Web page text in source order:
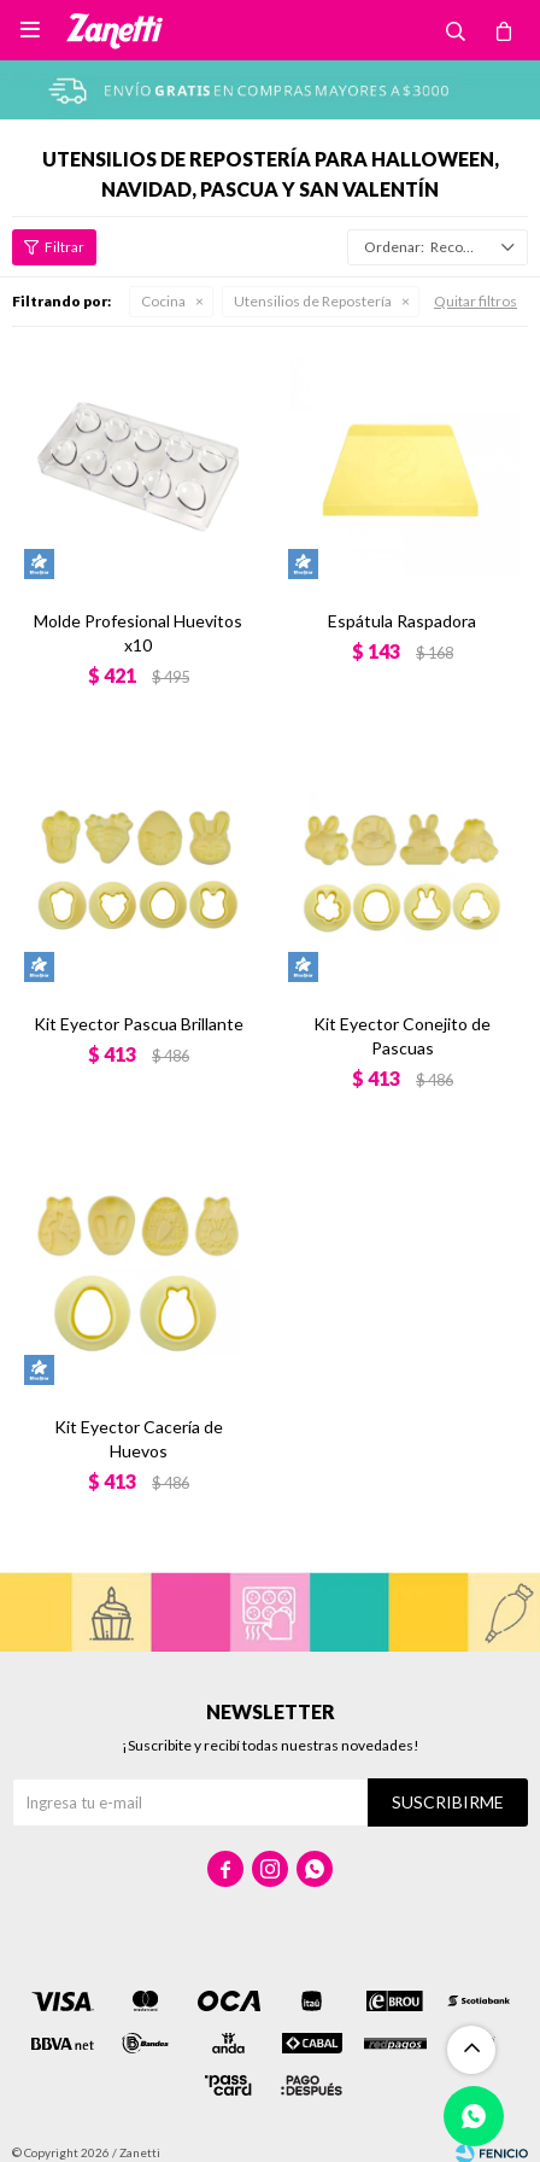

UTENSILIOS DE REPOSTERÍA PARA HALLOWEEN,
NAVIDAD, PASCUA Y SAN VALENTÍN
Recomendados
Filtrando por: Cocina Utensilios de Repostería Quitar filtros
Molde Profesional Huevitos
x10
$ 421 $495
Espátula Raspadora
$ 143 $168
Kit Eyector Pascua Brillante
$ 413 $486
Kit Eyector Conejito de
Pascuas
$ 413 $486
Kit Eyector Cacería de
Huevos
$ 413 $486
NEWSLETTER
¡Suscribite y recibí todas nuestras novedades!
SUSCRIBIRME
  
© Copyright 2026 / Zanetti